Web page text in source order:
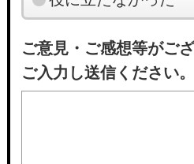
ご意見・ご感想等がご
ご入力し送信ください。